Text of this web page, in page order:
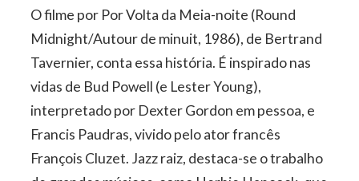
O filme por Por Volta da Meia-noite (Round
Midnight/Autour de minuit, 1986), de Bertrand
Tavernier, conta essa história. É inspirado nas
vidas de Bud Powell (e Lester Young),
interpretado por Dexter Gordon em pessoa, e
Francis Paudras, vivido pelo ator francês
François Cluzet. Jazz raiz, destaca-se o trabalho